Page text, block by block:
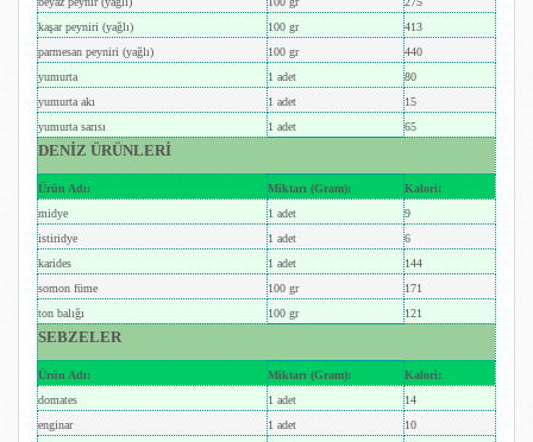
kaşar peyniri (yağlı)
100 gr
413
parmesan peyniri (yağlı)
100 gr
440
yumurta
1 adet
80
yumurta akı
1 adet
15
yumurta sarısı
1 adet 65
DENİZ ÜRÜNLERİ
Ürün Adı: Miktarı (Gram):
Kalori:
midye
1 adet
9
istiridye
1 adet
6
karides
1 adet
144
somon füme
100 gr
171
ton balığı
100 gr 121
SEBZELER
Ürün Adı: Miktarı (Gram):
Kalori:
domates
1 adet
14
enginar
1 adet
10